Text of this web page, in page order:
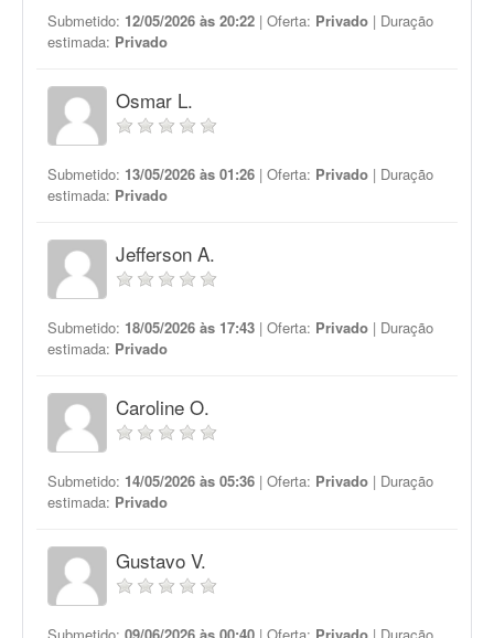
Submetido: 12/05/2026 às 20:22 | Oferta: Privado | Duração
estimada: Privado
Osmar L.
Submetido: 13/05/2026 às 01:26 | Oferta: Privado | Duração
estimada: Privado
Jefferson A.
Submetido: 18/05/2026 às 17:43 | Oferta: Privado | Duração
estimada: Privado
Caroline O.
Submetido: 14/05/2026 às 05:36 | Oferta: Privado | Duração
estimada: Privado
Gustavo V.